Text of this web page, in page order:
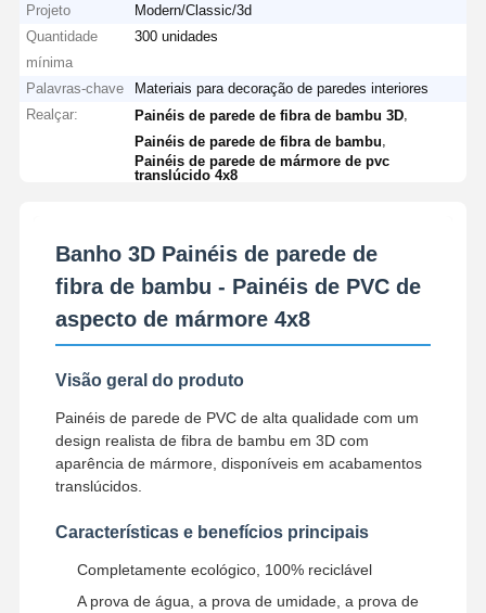
Projeto
Modern/Classic/3d
Quantidade
mínima
300 unidades
Palavras-chave
Materiais para decoração de paredes interiores
Realçar:
Painéis de parede de fibra de bambu 3D
Painéis de parede de fibra de bambu
Painéis de parede de mármore de pvc
translúcido 4x8
Banho 3D Painéis de parede de
fibra de bambu - Painéis de PVC de
aspecto de mármore 4x8
Visão geral do produto
Painéis de parede de PVC de alta qualidade com um
design realista de fibra de bambu em 3D com
aparência de mármore, disponíveis em acabamentos
translúcidos.
Características e benefícios principais
Completamente ecológico, 100% reciclável
A prova de água, a prova de umidade, a prova de